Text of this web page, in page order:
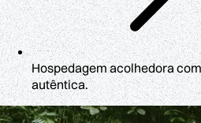
Hospedagem acolhedora
autêntica.